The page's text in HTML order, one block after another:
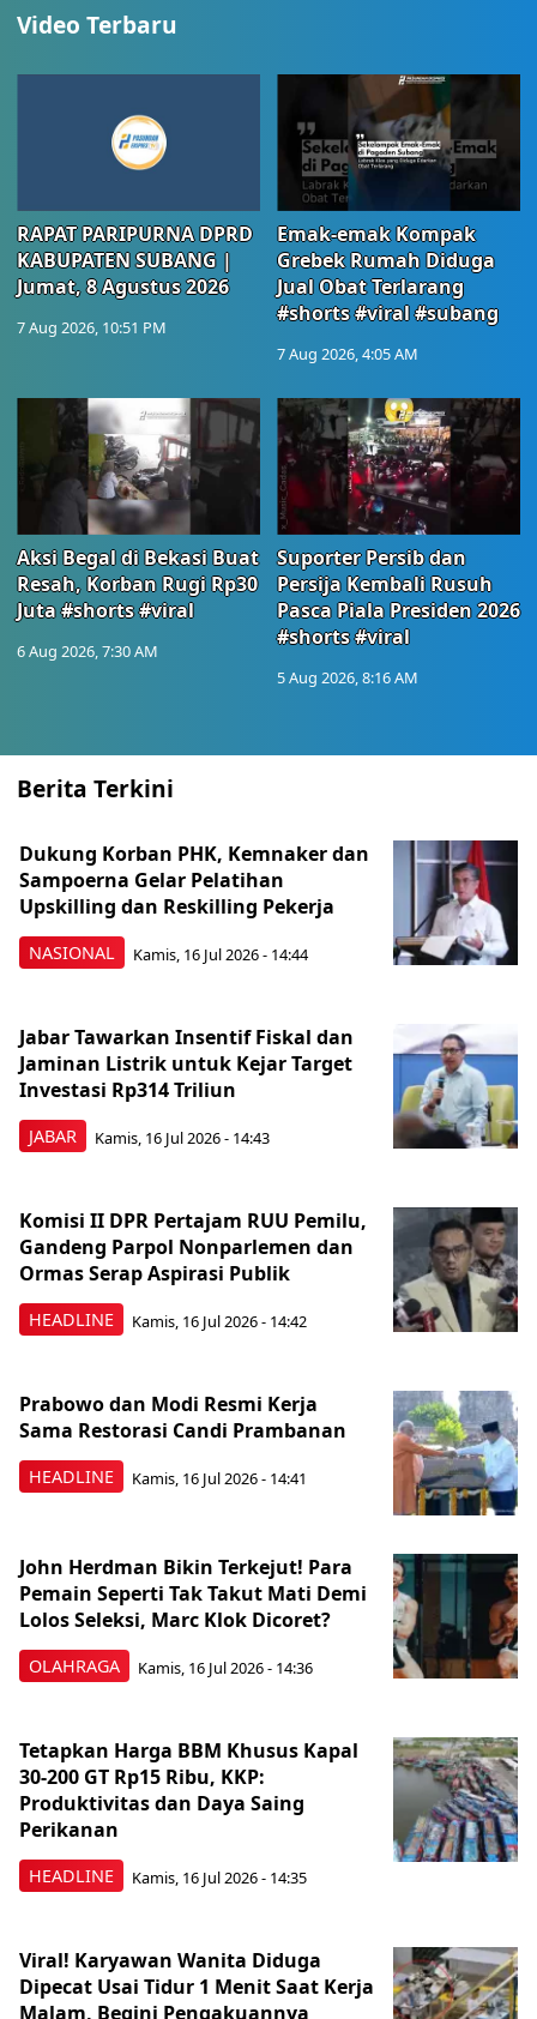
Video Terbaru
RAPAT PARIPURNA DPRD
KABUPATEN SUBANG |
Jumat, 8 Agustus 2026
7 Aug 2026, 10:51 PM
Emak-emak Kompak
Grebek Rumah Diduga
Jual Obat Terlarang
#shorts #viral #subang
7 Aug 2026, 4:05 AM
Aksi Begal di Bekasi Buat
Resah, Korban Rugi Rp30
Juta #shorts #viral
6 Aug 2026, 7:30 AM
Suporter Persib dan
Persija Kembali Rusuh
Pasca Piala Presiden 2026
#shorts #viral
5 Aug 2026, 8:16 AM
Berita Terkini
NASIONAL
Dukung Korban PHK, Kemnaker dan
Sampoerna Gelar Pelatihan
Upskilling dan Reskilling Pekerja
Kamis, 16 Jul 2026 - 14:44
JABAR
Jabar Tawarkan Insentif Fiskal dan
Jaminan Listrik untuk Kejar Target
Investasi Rp314 Triliun
Kamis, 16 Jul 2026 - 14:43
HEADLINE
Komisi II DPR Pertajam RUU Pemilu,
Gandeng Parpol Nonparlemen dan
Ormas Serap Aspirasi Publik
Kamis, 16 Jul 2026 - 14:42
HEADLINE
Prabowo dan Modi Resmi Kerja
Sama Restorasi Candi Prambanan
Kamis, 16 Jul 2026 - 14:41
OLAHRAGA
John Herdman Bikin Terkejut! Para
Pemain Seperti Tak Takut Mati Demi
Lolos Seleksi, Marc Klok Dicoret?
Kamis, 16 Jul 2026 - 14:36
HEADLINE
Tetapkan Harga BBM Khusus Kapal
30-200 GT Rp15 Ribu, KKP:
Produktivitas dan Daya Saing
Perikanan
Kamis, 16 Jul 2026 - 14:35
Viral! Karyawan Wanita Diduga
Dipecat Usai Tidur 1 Menit Saat Kerja
Malam, Begini Pengakuannya